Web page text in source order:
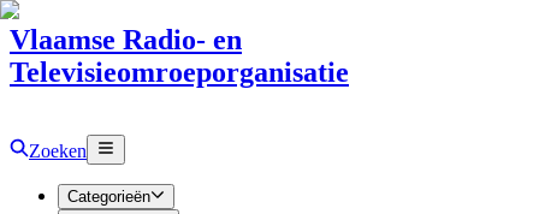
Vlaamse Radio- en
Televisieomroeporganisatie
Zoeken
Categorieën